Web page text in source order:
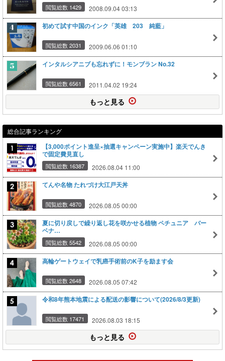
閲覧総数 1429 2008.09.04 03:13
初めて試す中国のインク「英雄 203 純藍」
閲覧総数 2031 2009.06.06 01:10
インタルシアニブも忘れずに！モンブラン No.32
閲覧総数 6561 2011.04.02 19:24
もっと見る
総合記事ランキング
【3,000ポイント進呈×抽選キャンペーン実施中】楽天でんき
で固定費見直し
閲覧総数 16387 2026.08.04 11:00
てんや名物 たれづけ大江戸天丼
閲覧総数 4870 2026.08.05 00:00
夏に切り戻しで繰り返し花を咲かせる植物 ペチュニア バー
ベナ…
閲覧総数 5542 2026.08.05 00:00
高輪ゲートウェイで乳癌手術前のK子を励ます会
閲覧総数 2648 2026.08.05 07:42
令和8年熊本地震による配送の影響について(2026/8/3更新)
閲覧総数 17471 2026.08.03 18:15
もっと見る